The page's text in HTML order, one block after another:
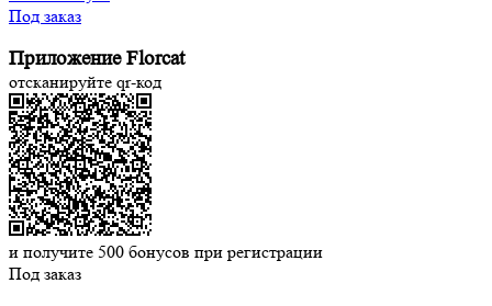
Под заказ
Приложение Florcat
отсканируйте qr-код
и получите 500 бонусов при регистрации
Под заказ